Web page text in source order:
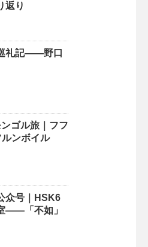
返り
礼記——野口
ゴル旅｜フフ
ンボイル
众号｜HSK6
——「不如」